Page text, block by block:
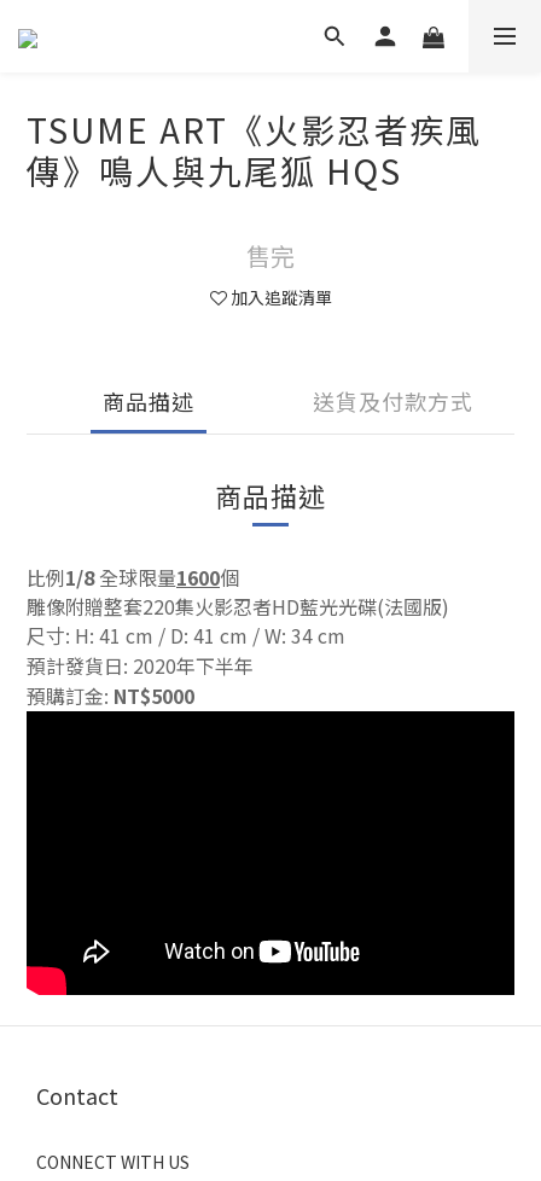
TSUME ART《火影忍者疾風
傳》鳴人與九尾狐 HQS
售完
加入追蹤清單
商品描述 送貨及付款方式
商品描述
比例1/8 全球限量1600個
雕像附贈整套220集火影忍者HD藍光光碟(法國版)
尺寸: H: 41 cm / D: 41 cm / W: 34 cm
預計發貨日: 2020年下半年
預購訂金: NT$5000
Contact
CONNECT WITH US